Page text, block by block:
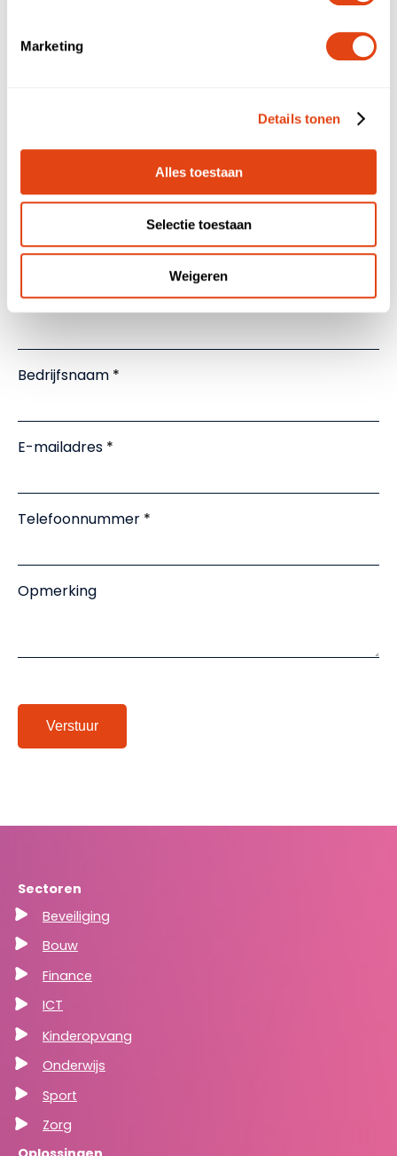
Marketing
Details tonen
Alles toestaan
Selectie toestaan
Weigeren
Voor- en achternaam
Bedrijfsnaam
E-mailadres
Telefoonnummer
Opmerking
Verstuur
Sectoren
Beveiliging
Bouw
Finance
ICT
Kinderopvang
Onderwijs
Sport
Zorg